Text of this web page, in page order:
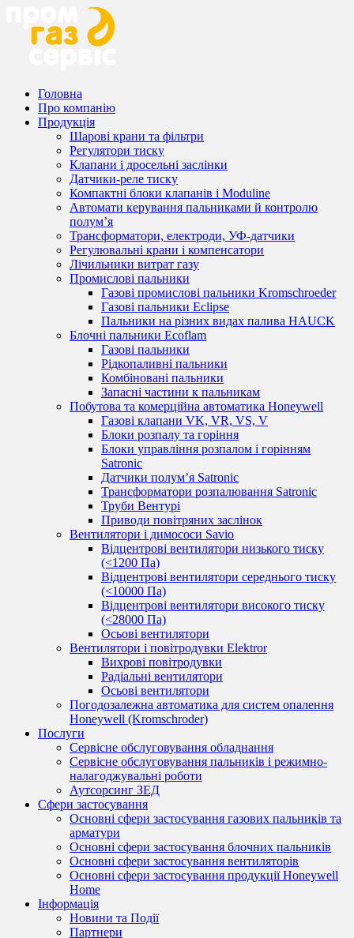
Головна
Про компанію
Продукція
Шарові крани та фільтри
Регулятори тиску
Клапани і дросельні заслінки
Датчики-реле тиску
Компактні блоки клапанів і Moduline
Автомати керування пальниками й контролю
полум’я
Трансформатори, електроди, УФ-датчики
Регулювальні крани і компенсатори
Лічильники витрат газу
Промислові пальники
Газові промислові пальники Kromschroeder
Газові пальники Eclipse
Пальники на різних видах палива HAUCK
Блочні пальники Ecoflam
Газові пальники
Рідкопаливні пальники
Комбіновані пальники
Запасні частини к пальникам
Побутова та комерційна автоматика Honeywell
Газові клапани VK, VR, VS, V
Блоки розпалу та горіння
Блоки управління розпалом і горінням
Satronic
Датчики полум’я Satronic
Трансформатори розпалювання Satronic
Труби Вентурі
Приводи повітряних заслінок
Вентилятори і димососи Savio
Відцентрові вентилятори низького тиску
(<1200 Па)
Відцентрові вентилятори середнього тиску
(<10000 Па)
Відцентрові вентилятори високого тиску
(<28000 Па)
Осьові вентилятори
Вентилятори і повітродувки Elektror
Вихрові повітродувки
Радіальні вентилятори
Осьові вентилятори
Погодозалежна автоматика для систем опалення
Honeywell (Kromschroder)
Послуги
Сервісне обслуговування обладнання
Сервісне обслуговування пальників і режимно-
налагоджувальні роботи
Аутсорсинг ЗЕД
Сфери застосування
Основні сфери застосування газових пальників та
арматури
Основні сфери застосування блочних пальників
Основні сфери застосування вентиляторів
Основні сфери застосування продукції Honeywell
Home
Інформація
Новини та Події
Партнери